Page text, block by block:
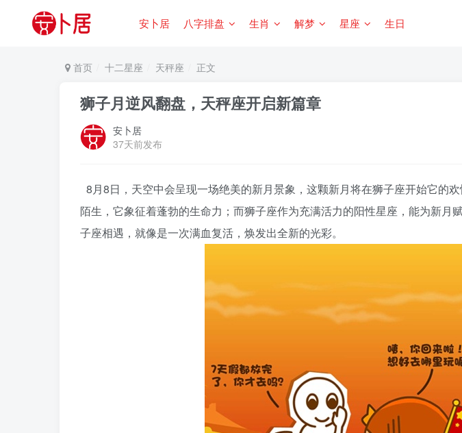
安卜居 八字排盘 生肖 解梦 星座 生日
首页 十二星座 天秤座 正文
狮子月逆风翻盘，天秤座开启新篇章
安卜居
37天前发布
8月8日，天空中会呈现一场绝美的新月景象，这颗新月将在狮子座开始它的
陌生，它象征着蓬勃的生命力；而狮子座作为充满活力的阳性星座，能为新月
子座相遇，就像是一次满血复活，焕发出全新的光彩。